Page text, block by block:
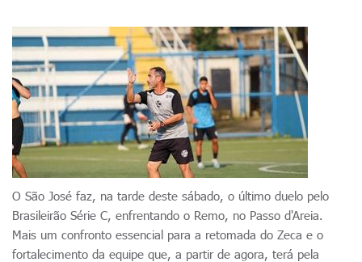
O São José faz, na tarde deste sábado, o último duelo pelo
Brasileirão Série C, enfrentando o Remo, no Passo d'Areia.
Mais um confronto essencial para a retomada do Zeca e o
fortalecimento da equipe que, a partir de agora, terá pela